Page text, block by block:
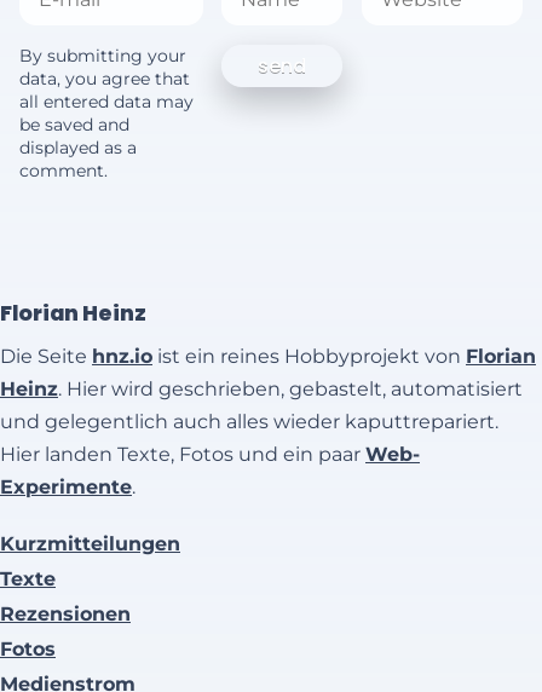
By submitting your
data, you agree that
all entered data may
be saved and
displayed as a
comment.
Florian Heinz
Die Seite hnz.io ist ein reines Hobbyprojekt von Florian
Heinz. Hier wird geschrieben, gebastelt, automatisiert
und gelegentlich auch alles wieder kaputtrepariert.
Hier landen Texte, Fotos und ein paar Web-
Experimente.
Kurzmitteilungen
Texte
Rezensionen
Fotos
Medienstrom